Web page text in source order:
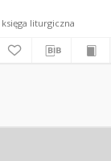
księga liturgiczna